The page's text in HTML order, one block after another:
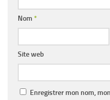
Nom *
Site web
Enregistrer mon nom,